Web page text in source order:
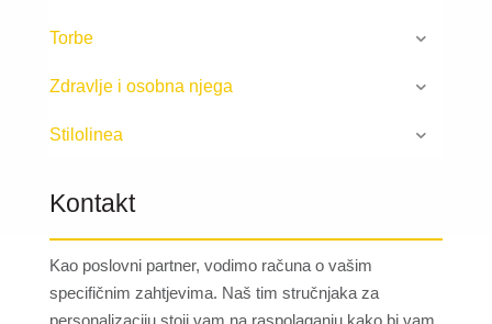
Torbe
Zdravlje i osobna njega
Stilolinea
Kontakt
Kao poslovni partner, vodimo računa o vašim
specifičnim zahtjevima. Naš tim stručnjaka za
personalizaciju stoji vam na raspolaganju kako bi vam